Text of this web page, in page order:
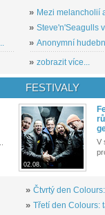
» Mezi melancholií
» Steve'n'Seagulls
» Anonymní
» zobrazit více...
FESTIVALY
02.08.
V
» Čtvrtý den
» Třetí den Colours: